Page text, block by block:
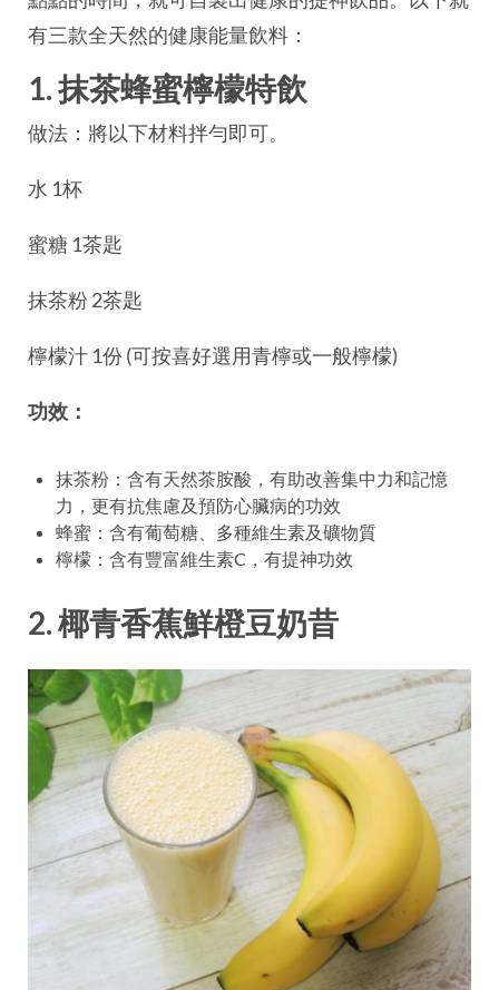
有三款全天然的健康能量飲料：
1. 抹茶蜂蜜檸檬特飲
做法：將以下材料拌勻即可。
水 1杯
蜜糖 1茶匙
抹茶粉 2茶匙
檸檬汁 1份 (可按喜好選用青檸或一般檸檬)
功效：
抹茶粉：含有天然茶胺酸，有助改善集中力和記憶
力，更有抗焦慮及預防心臟病的功效
蜂蜜：含有葡萄糖、多種維生素及礦物質
檸檬：含有豐富維生素C，有提神功效
2. 椰青香蕉鮮橙豆奶昔